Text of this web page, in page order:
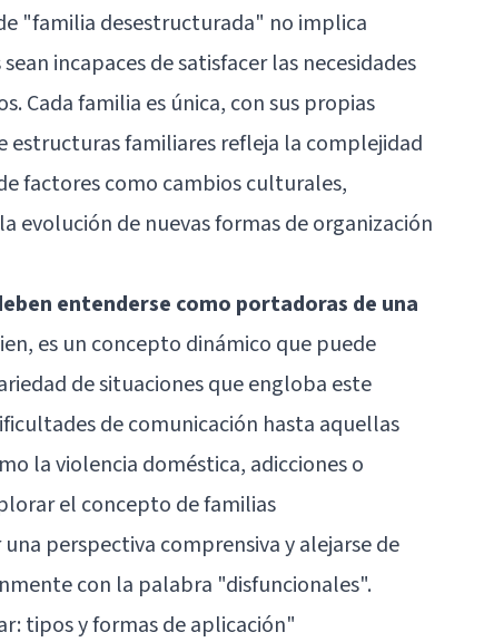
"familia desestructurada" no implica
incapaces de satisfacer las necesidades
Cada familia es única, con sus propias
estructuras familiares refleja la complejidad
factores como cambios culturales,
evolución de nuevas formas de organización
entenderse como portadoras de una
es un concepto dinámico que puede
de situaciones que engloba este
de comunicación hasta aquellas
la violencia doméstica, adiccioneso
el concepto de familias
perspectiva comprensiva y alejarse de
con la palabra "disfuncionales".
tipos y formas de aplicación"